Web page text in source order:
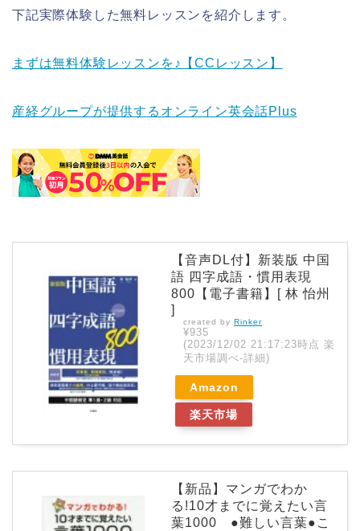
下記実際体験した無料レッスンを紹介します。
まずは無料体験レッスンを♪【CCレッスン】
産経グループが提供するオンライン英会話Plus
【音声DL付】新装版 中国
語 四字成語・慣用表現
800【電子書籍】[ 林 怡州
]
created by Rinker
¥935
(2023/12/02 21:17:23時点 楽
天市場調べ-詳細)
Amazon
楽天市場
【新品】マンガでわか
る!10才までに覚えたい言
葉1000 ●難しい言葉●こ